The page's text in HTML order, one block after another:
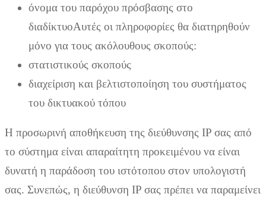
όνομα του παρόχου πρόσβασης στο
διαδίκτυοΑυτές οι πληροφορίες θα διατηρηθούν
μόνο για τους ακόλουθους σκοπούς:
στατιστικούς σκοπούς
διαχείριση και βελτιστοποίηση του συστήματος
του δικτυακού τόπου
Η προσωρινή αποθήκευση της διεύθυνσης IP σας από
το σύστημα είναι απαραίτητη προκειμένου να είναι
δυνατή η παράδοση του ιστότοπου στον υπολογιστή
σας. Συνεπώς, η διεύθυνση IP σας πρέπει να παραμείνει